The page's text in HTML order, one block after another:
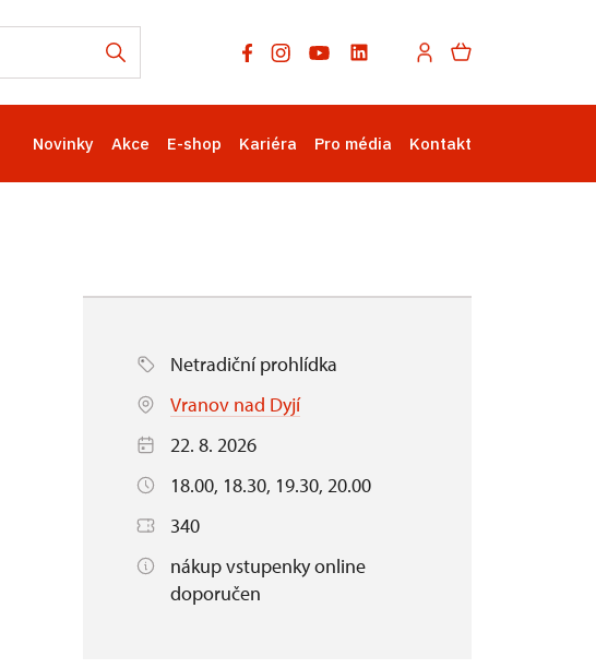
Novinky Akce E-shop Kariéra Pro média Kontakt
Netradiční prohlídka
Vranov nad Dyjí
22. 8. 2026
18.00, 18.30, 19.30, 20.00
340
nákup vstupenky online
doporučen